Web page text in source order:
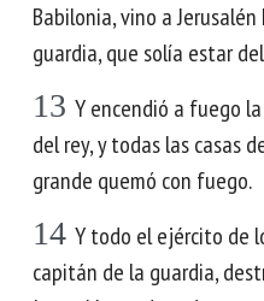
Babilonia, vino a
guardia, que solía estar
13 Y encendió a fuego la
del rey, y todas las casas
grande quemó con fuego.
14 Y todo el ejército de
capitán de la guardia,